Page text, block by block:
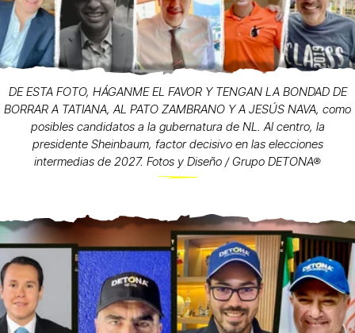
DE ESTA FOTO, HÁGANME EL FAVOR Y TENGAN LA BONDAD DE
BORRAR A TATIANA, AL PATO ZAMBRANO Y A JESÚS NAVA, como
posibles candidatos a la gubernatura de NL. Al centro, la
presidente Sheinbaum, factor decisivo en las elecciones
intermedias de 2027. Fotos y Diseño / Grupo DETONA®